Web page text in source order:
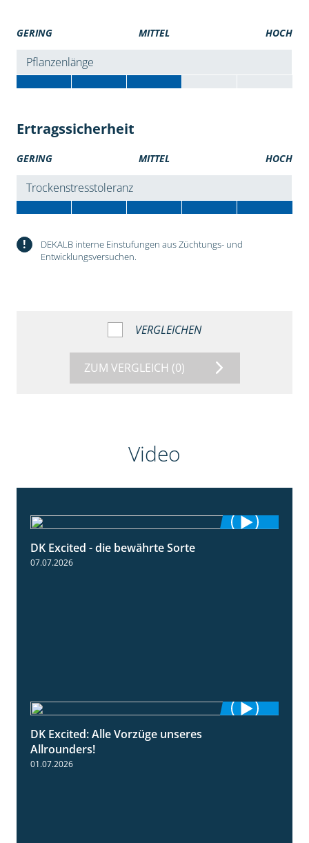
GERING MITTEL HOCH
Pflanzenlänge
Ertragssicherheit
GERING MITTEL HOCH
Trockenstresstoleranz
!
DEKALB interne Einstufungen aus Züchtungs- und
Entwicklungsversuchen.
VERGLEICHEN
ZUM VERGLEICH (0)
Video
DK Excited - die bewährte Sorte
07.07.2026
DK Excited: Alle Vorzüge unseres
Allrounders!
01.07.2026